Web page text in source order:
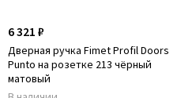
6 321 ₽
Дверная ручка Fimet Profil Doors
Punto на розетке 213 чёрный
матовый